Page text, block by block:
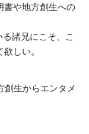
書や地方創生への
諸兄にこそ、こ
しい。
創生からエンタメ